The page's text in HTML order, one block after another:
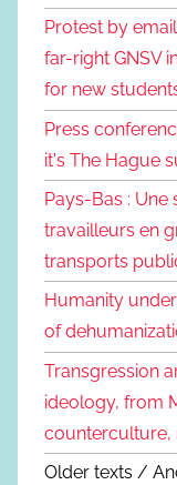
Protest by
far-right GNSV
for new
Press
it's The Hague
Pays-Bas : Une
travailleurs en
transports
Humanity
of
Transgression
ideology, from
counterculture,
Older texts /